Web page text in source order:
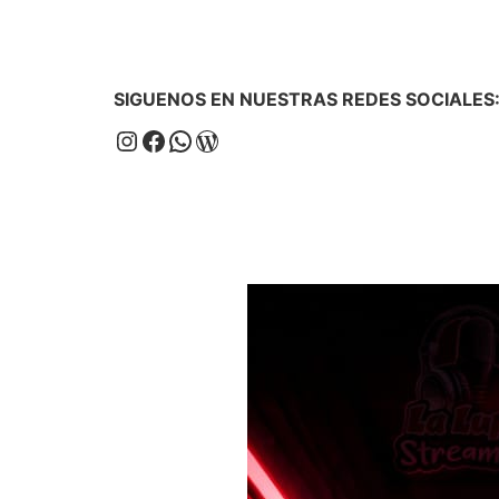
SIGUENOS EN NUESTRAS REDES SOCIALES: